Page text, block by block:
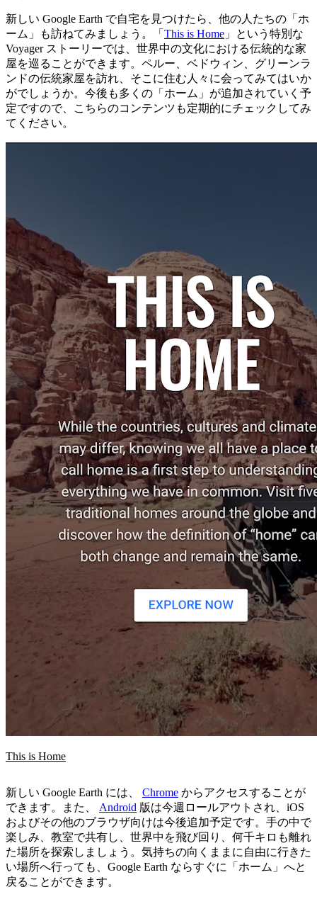
新しい Google Earth で自宅を見つけたら、他の人たちの「ホ
ーム」も訪ねてみましょう。「 This is Home 」という特別な
Voyager ストーリーでは、世界中の文化における伝統的な家
屋を巡ることができます。ペルー、ベドウィン、グリーンラ
ンドの伝統家屋を訪れ、そこに住む人々に会ってみてはいか
がでしょうか。今後も多くの「ホーム」が追加されていく予
定ですので、こちらのコンテンツも定期的にチェックしてみ
てください。
This is Home
新しい Google Earth には、 Chrome からアクセスすることが
できます。また、 Android 版は今週ロールアウトされ、iOS
およびその他のブラウザ向けは今後追加予定です。手の中で
楽しみ、教室で共有し、世界中を飛び回り、何千キロも離れ
た場所を探索しましょう。気持ちの向くままに自由に行きた
い場所へ行っても、Google Earth ならすぐに「ホーム」へと
戻ることができます。